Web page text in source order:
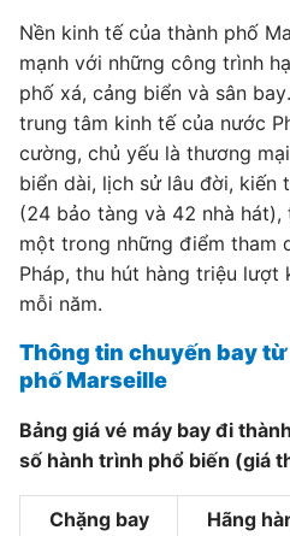
Nền kinh tế của thành phố
mạnh với những công trình
phố xá, cảng biển và sân
trung tâm kinh tế của nước
cường, chủ yếu là thương
biển dài, lịch sử lâu đời, kiến
(24 bảo tàng và 42 nhà hát),
một trong những điểm tham
Pháp, thu hút hàng triệu lượt
mỗi năm.
Thông tin chuyến bay
phố Marseille
Bảng giá vé máy bay đi
số hành trình phổ biến (giá
Chặng bay
Hãng